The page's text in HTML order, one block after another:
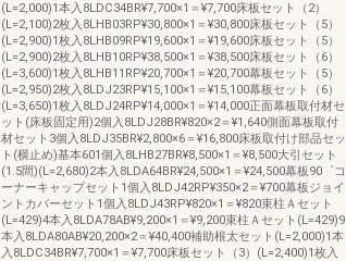
(L=2,000)1本入8LDC34BR¥7,700×1＝¥7,700床板セット（2）
(L=2,100)2枚入8LHB03RP¥30,800×1＝¥30,800床板セット（5）
(L=2,900)1枚入8LHB09RP¥19,600×1＝¥19,600床板セット（5）
(L=2,900)2枚入8LHB10RP¥38,500×1＝¥38,500床板セット（6）
(L=3,600)1枚入8LHB11RP¥20,700×1＝¥20,700幕板セット（5）
(L=2,950)2枚入8LDJ23RP¥15,100×1＝¥15,100幕板セット（6）
(L=3,650)1枚入8LDJ24RP¥14,000×1＝¥14,000正面幕板取付材セ
ット(床板固定用)2個入8LDJ28BR¥820×2＝¥1,640側面幕板取付
材セット3個入8LDJ35BR¥2,800×6＝¥16,800床板取付け部品セッ
ト(横止め)基本601個入8LHB27BR¥8,500×1＝¥8,500大引セット
(1.5間)(L=2,680)2本入8LDA64BR¥24,500×1＝¥24,500幕板90゜コ
ーナーキャップセット1個入8LDJ42RP¥350×2＝¥700幕板ジョイ
ントカバーセット1個入8LDJ43RP¥820×1＝¥820束柱Ａセット
(L=429)4本入8LDA78AB¥9,200×1＝¥9,200束柱Ａセット(L=429)9
本入8LDA80AB¥20,200×2＝¥40,400補助根太セット(L=2,000)1本
入8LDC34BR¥7,700×1＝¥7,700床板セット（3）(L=2,400)1枚入